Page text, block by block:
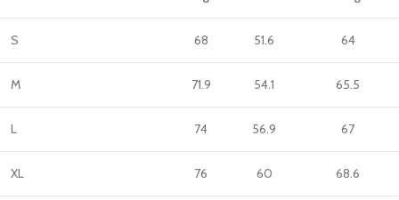
S 68 51.6 64
M 71.9 54.1 65.5
L 74 56.9 67
XL 76 60 68.6